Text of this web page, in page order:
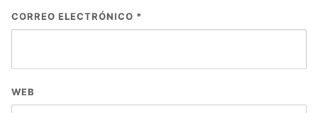
CORREO ELECTRÓNICO *
WEB